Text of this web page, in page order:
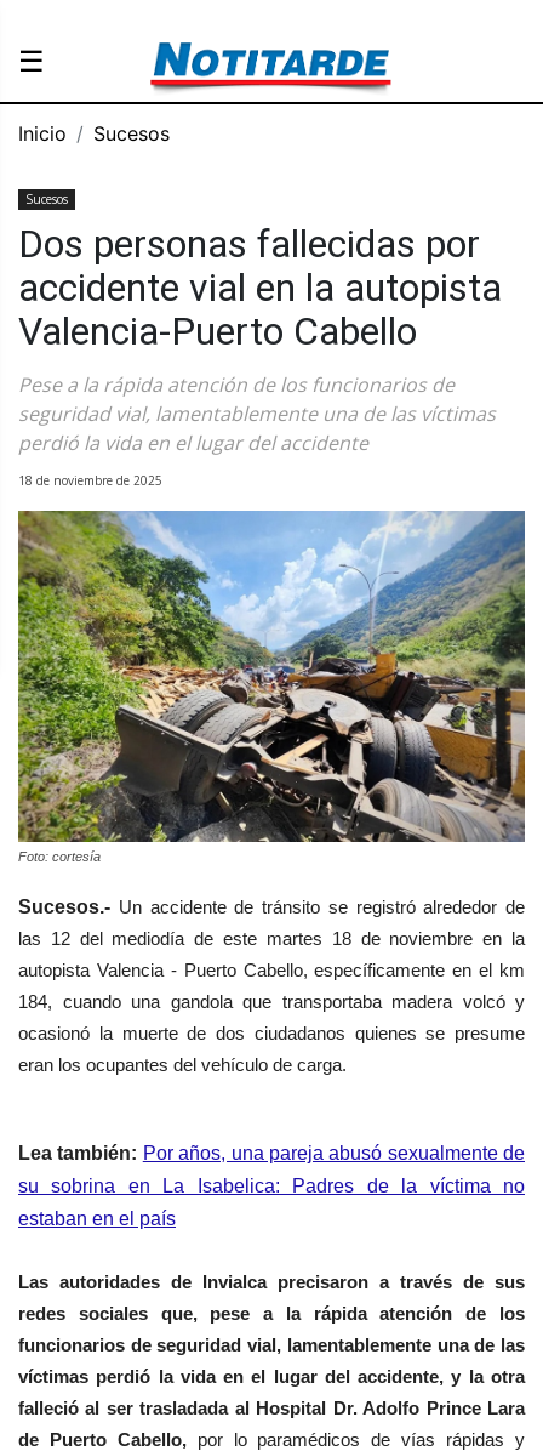
☰
Inicio Sucesos
Sucesos
Dos personas fallecidas por
accidente vial en la autopista
Valencia-Puerto Cabello
Pese a la rápida atención de los funcionarios de
seguridad vial, lamentablemente una de las víctimas
perdió la vida en el lugar del accidente
18 de noviembre de 2025
Foto: cortesía
Sucesos.- Un accidente de tránsito se registró alrededor de
las 12 del mediodía de este martes 18 de noviembre en la
autopista Valencia - Puerto Cabello, específicamente en el km
184, cuando una gandola que transportaba madera volcó y
ocasionó la muerte de dos ciudadanos quienes se presume
eran los ocupantes del vehículo de carga.
Lea también: Por años, una pareja abusó sexualmente de
su sobrina en La Isabelica: Padres de la víctima no
estaban en el país
Las autoridades de Invialca precisaron a través de sus
redes sociales que, pese a la rápida atención de los
funcionarios de seguridad vial, lamentablemente una de las
víctimas perdió la vida en el lugar del accidente, y la otra
falleció al ser trasladada al Hospital Dr. Adolfo Prince Lara
de Puerto Cabello,por lo paramédicos de vías rápidas y